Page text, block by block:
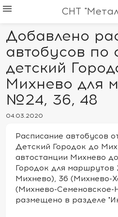
menu СНТ
Добавлено
автобусов по
детский
Михнево для
№24, 36, 48
04.03.2020
Расписание автобусов
Детский Городок до
автостанции Михнево
Городок для маршрутов
Михнево), 36 (Михнево-
(Михнево-Семеновское-
размещено в разделе